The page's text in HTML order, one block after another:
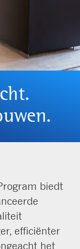
biedt
efficiënter
het